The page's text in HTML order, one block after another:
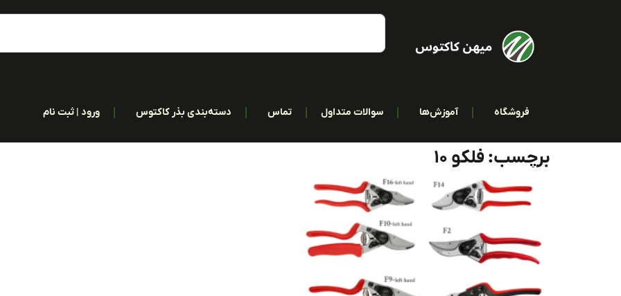
فروشگاه آموزش‌ها سوالات متداول تماس دسته‌بندی بذر کاکتوس ورود | ثبت نام
برچسب: فلکو 10